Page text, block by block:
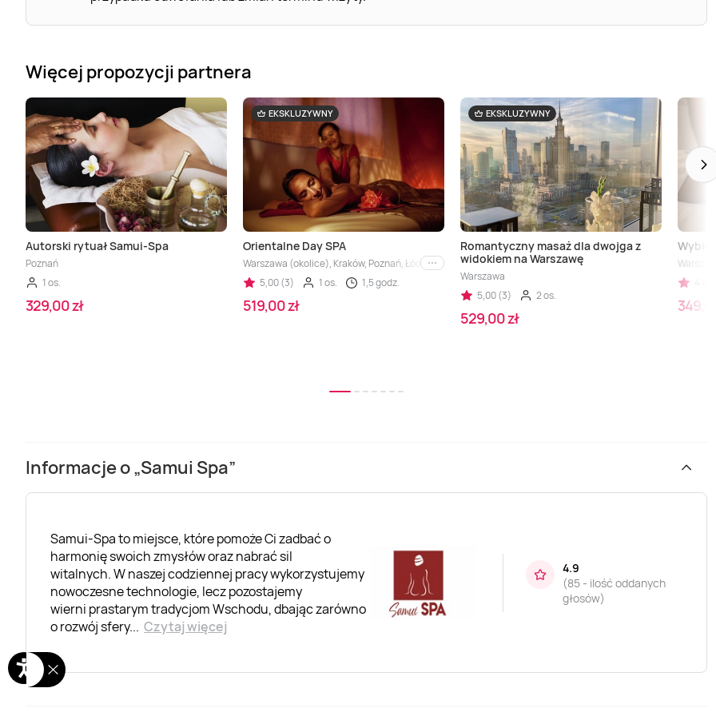
Więcej propozycji partnera
Autorski rytuał Samui-Spa
Poznań
1 os.
329,00 zł
EKSKLUZYWNY
Orientalne Day SPA
Warszawa (okolice), Kraków, Poznań, Łódź, Gdańsk, Katowice
i inne
5,00 (3)
1 os. 1,5 godz.
519,00 zł
EKSKLUZYWNY
Romantyczny masaż dla dwojga z
widokiem na Warszawę
Warszawa
5,00 (3)
2 os.
529,00 zł
349,00
Informacje o „Samui Spa”
Samui-Spa to miejsce, które pomoże Ci zadbać o
harmonię swoich zmysłów oraz nabrać sil
witalnych. W naszej codziennej pracy wykorzystujemy
nowoczesne technologie, lecz pozostajemy
wierni prastarym tradycjom Wschodu, dbając zarówno
o rozwój sfery... Czytaj więcej
4.9
(85 - ilość oddanych
głosów)